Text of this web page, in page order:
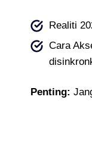
Realiti
Cara
Penting: